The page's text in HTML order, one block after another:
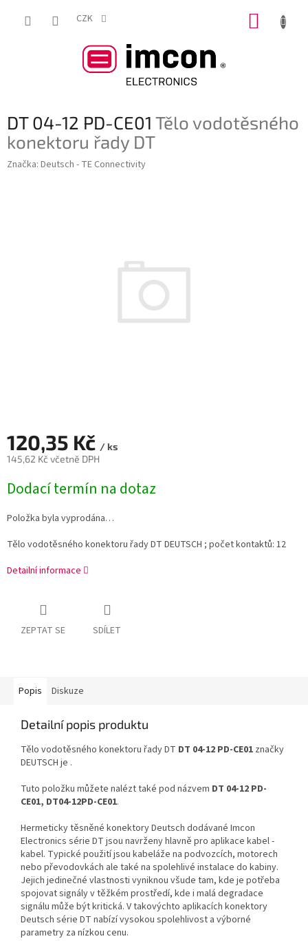
CZK
DT 04-12 PD-CE01 Tělo vodotěsného
konektoru řady DT
Značka: Deutsch - TE Connectivity
120,35 Kč / ks
145,62 Kč včetně DPH
cena:
Dodací termín na dotaz
Položka byla vyprodána…
Tělo vodotěsného konektoru řady DT DEUTSCH ; počet kontaktů: 12
Detailní informace
ZEPTAT SE SDÍLET
Popis Diskuze
Detailní popis produktu
Tělo vodotěsného konektoru řady DT DT 04-12 PD-CE01 značky
DEUTSCH je .
Tuto položku můžete nalézt také pod názvem DT 04-12 PD-
CE01, DT04-12PD-CE01.
Hermeticky těsněné konektory Deutsch dodávané Imcon
Electronics série DT jsou navrženy hlavně pro aplikace kabel -
kabel. Typické použití jsou kabeláže na podvozcích, motorech
nebo převodovkách ale také na spolehlivé instalace do kabiny.
Jejich jedinečné vlastnosti vyniknou všude tam, kde je potřeba
spojovat signály v těžkém prostředí, kde i malá degradace
signálu může být kritická. V takovýchto aplikacích konektory
Deutsch série DT nabízí vysokou spolehlivost a výborné
parametry za nízkou cenu.